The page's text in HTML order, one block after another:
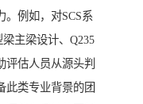
。例如，对SCS系
主梁设计、Q235
评估人员从源头判
此类专业背景的团